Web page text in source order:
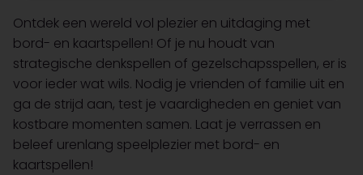
Ontdek een wereld vol plezier en uitdaging met
bord- en kaartspellen! Of je nu houdt van
strategische denkspellen of gezelschapsspellen, er is
voor ieder wat wils. Nodig je vrienden of familie uit en
ga de strijd aan, test je vaardigheden en geniet van
kostbare momenten samen. Laat je verrassen en
beleef urenlang speelplezier met bord- en
kaartspellen!